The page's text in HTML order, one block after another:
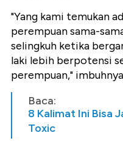
"Yang kami temukan
perempuan sama-
selingkuh ketika
laki lebih berpotensi
perempuan,"
Baca:
8 Kalimat Ini Bisa
Toxic